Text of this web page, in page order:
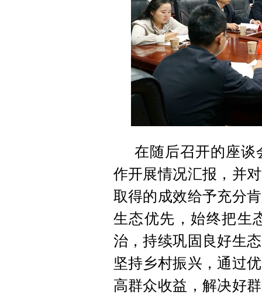
在随后召开的座谈
作开展情况汇报，并
取得的成效给予充分
生态优先，始终把生
治，持续巩固良好生
坚持乡村振兴，通过
高群众收益，解决好